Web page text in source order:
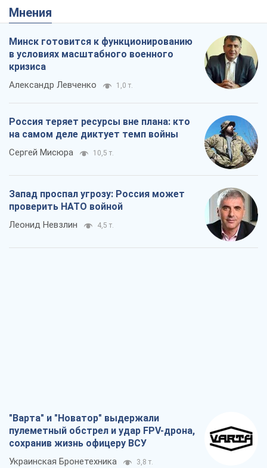
Мнения
Минск готовится к функционированию
в условиях масштабного военного
кризиса
Александр Левченко 1,0 т.
Россия теряет ресурсы вне плана: кто
на самом деле диктует темп войны
Сергей Мисюра 10,5 т.
Запад проспал угрозу: Россия может
проверить НАТО войной
Леонид Невзлин 4,5 т.
"Варта" и "Новатор" выдержали
пулеметный обстрел и удар FPV-дрона,
сохранив жизнь офицеру ВСУ
Украинская Бронетехника 3,8 т.